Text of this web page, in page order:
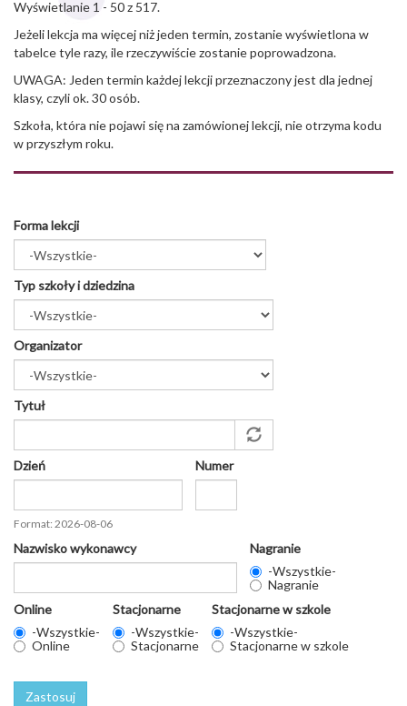
Wyświetlanie 1 - 50 z 517.
Jeżeli lekcja ma więcej niż jeden termin, zostanie wyświetlona w
tabelce tyle razy, ile rzeczywiście zostanie poprowadzona.
UWAGA: Jeden termin każdej lekcji przeznaczony jest dla jednej
klasy, czyli ok. 30 osób.
Szkoła, która nie pojawi się na zamówionej lekcji, nie otrzyma kodu
w przyszłym roku.
Forma lekcji
Typ szkoły i dziedzina
Organizator
Tytuł
Dzień
Format: 2026-08-06
Numer
Nazwisko wykonawcy
Nagranie
-Wszystkie-
Nagranie
Online
-Wszystkie-
Online
Stacjonarne
-Wszystkie-
Stacjonarne
Stacjonarne w szkole
-Wszystkie-
Stacjonarne w szkole
Zastosuj